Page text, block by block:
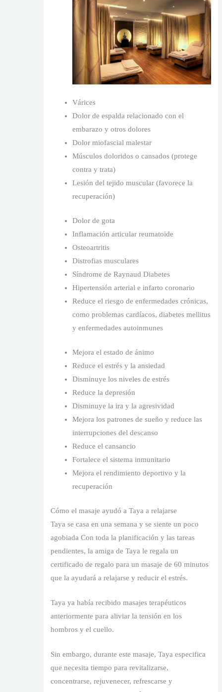
Várices
Dolor de espalda relacionado con el
embarazo y otros dolores
Dolor miofascial malestar
Músculos doloridos o cansados ​​(protege
contra y trata)
Lesión del tejido muscular (favorece la
recuperación)
Dolor de gota
Inflamación articular reumatoide
Osteoartritis
Distrofias musculares
Síndrome de Raynaud Diabetes
Hipertensión arterial e infarto coronario
Reduce el riesgo de enfermedades crónicas,
como problemas cardíacos, diabetes mellitus
y enfermedades autoinmunes
Mejora el estado de ánimo
Reduce el estrés y la ansiedad
Disminuye los niveles de estrés
Reduce la depresión
Disminuye la ira y la agresividad
Mejora los patrones de sueño y reduce las
interrupciones del descanso
Reduce el cansancio
Fortalece el sistema inmunitario
Mejora el rendimiento deportivo y la
recuperación
Cómo el masaje ayudó a Taya a relajarse
Taya se casa en una semana y se siente un poco
agobiada Con toda la planificación y las tareas
pendientes, la amiga de Taya le regala un
certificado de regalo para un masaje de 60 minutos
que la ayudará a relajarse y reducir el estrés.
Taya ya había recibido masajes terapéuticos
anteriormente para aliviar la tensión en los
hombros y el cuello.
Sin embargo, durante este masaje, Taya especifica
que necesita tiempo para revitalizarse,
concentrarse, rejuvenecer, refrescarse y